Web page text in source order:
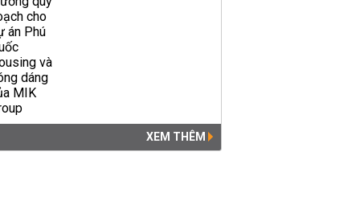
XEM THÊM